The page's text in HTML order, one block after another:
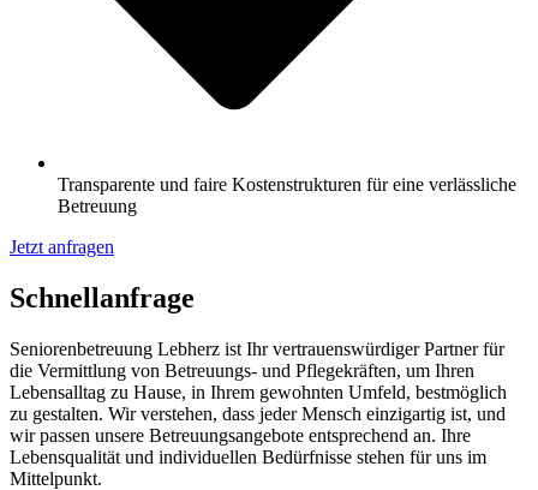
Transparente und faire Kostenstrukturen für eine verlässliche
Betreuung
Jetzt anfragen
Schnell­anfrage
Seniorenbetreuung Lebherz ist Ihr vertrauenswürdiger Partner für
die Vermittlung von Betreuungs- und Pflegekräften, um Ihren
Lebensalltag zu Hause, in Ihrem gewohnten Umfeld, bestmöglich
zu gestalten. Wir verstehen, dass jeder Mensch einzigartig ist, und
wir passen unsere Betreuungsangebote entsprechend an. Ihre
Lebensqualität und individuellen Bedürfnisse stehen für uns im
Mittelpunkt.